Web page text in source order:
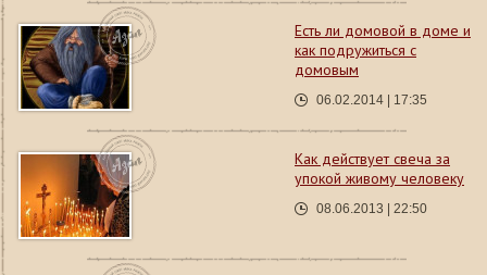
Есть ли домовой в доме и
как подружиться с
домовым
06.02.2014 | 17:35
Как действует свеча за
упокой живому человеку
08.06.2013 | 22:50